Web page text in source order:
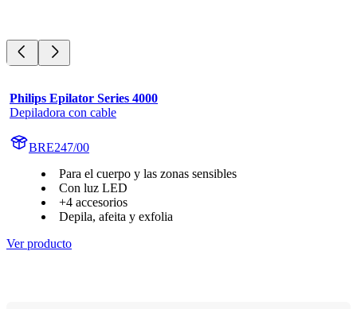
Philips Epilator Series 4000
Depiladora con cable
BRE247/00
Para el cuerpo y las zonas sensibles
Con luz LED
+4 accesorios
Depila, afeita y exfolia
Ver producto